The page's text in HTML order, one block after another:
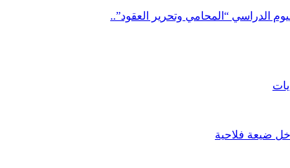
الدراسي “المحامي وتحرير العقود”..
ضيعة فلاحية